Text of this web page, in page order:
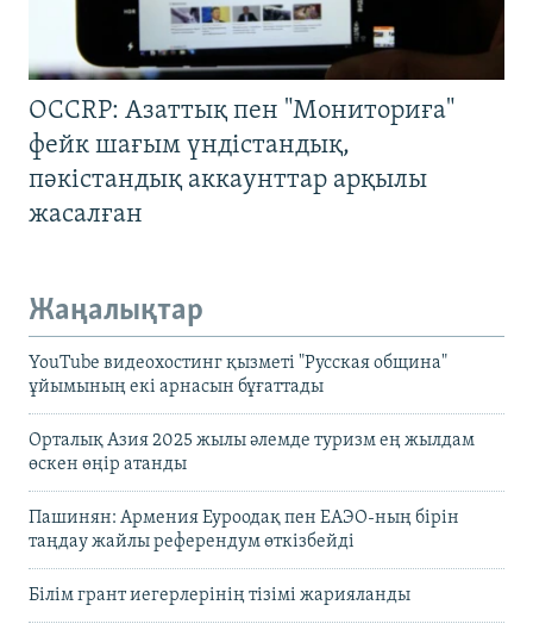
OCCRP: Азаттық пен "Мониториға"
фейк шағым үндістандық,
пәкістандық аккаунттар арқылы
жасалған
Жаңалықтар
YouTube видеохостинг қызметі "Русская община"
ұйымының екі арнасын бұғаттады
Орталық Азия 2025 жылы әлемде туризм ең жылдам
өскен өңір атанды
Пашинян: Армения Еуроодақ пен ЕАЭО-ның бірін
таңдау жайлы референдум өткізбейді
Білім грант иегерлерінің тізімі жарияланды